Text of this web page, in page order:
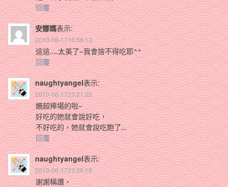
回覆
安娜媽表示:
2010-06-1716:56:13
這這…..太美了~我會捨不得吃耶^^
回覆
naughtyangel表示:
2010-06-1723:21:05
姍超捧場的啦~
好吃的她就會說好吃，
不好吃的，她就會說吃飽了…
回覆
naughtyangel表示:
2010-06-1723:26:18
謝謝稱讚，